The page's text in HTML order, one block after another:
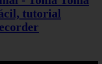
tutorial